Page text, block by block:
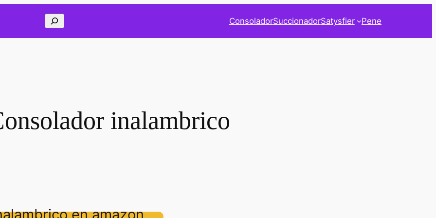
Buscar ConsoladorSuccionadorSatysfier Pene
inalambrico
en amazon